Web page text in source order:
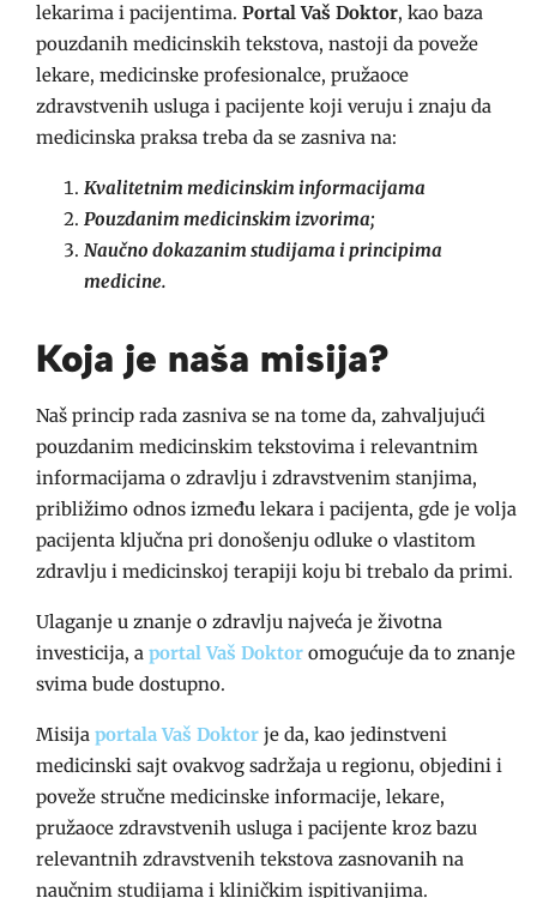
lekarima i pacijentima. Portal Vaš Doktor, kao baza
pouzdanih medicinskih tekstova, nastoji da poveže
lekare, medicinske profesionalce, pružaoce
zdravstvenih usluga i pacijente koji veruju i znaju da
medicinska praksa treba da se zasniva na:
Kvalitetnim medicinskim informacijama
Pouzdanim medicinskim izvorima;
Naučno dokazanim studijama i principima
medicine.
Koja je naša misija?
Naš princip rada zasniva se na tome da, zahvaljujući
pouzdanim medicinskim tekstovima i relevantnim
informacijama o zdravlju i zdravstvenim stanjima,
približimo odnos između lekara i pacijenta, gde je volja
pacijenta ključna pri donošenju odluke o vlastitom
zdravlju i medicinskoj terapiji koju bi trebalo da primi.
Ulaganje u znanje o zdravlju najveća je životna
investicija, a portal Vaš Doktor omogućuje da to znanje
svima bude dostupno.
Misija portala Vaš Doktor je da, kao jedinstveni
medicinski sajt ovakvog sadržaja u regionu, objedini i
poveže stručne medicinske informacije, lekare,
pružaoce zdravstvenih usluga i pacijente kroz bazu
relevantnih zdravstvenih tekstova zasnovanih na
naučnim studijama i kliničkim ispitivanjima.